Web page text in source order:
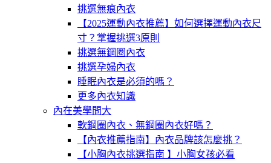
挑選無痕內衣
【2025運動內衣推薦】如何選擇運動內衣尺
寸？掌握挑選3原則
挑選無鋼圈內衣
挑選孕婦內衣
睡眠內衣是必須的嗎？
更多內衣知識
內在美學問大
軟鋼圈內衣、無鋼圈內衣好嗎？
【內衣推薦指南】內衣品牌該怎麼挑？
【小胸內衣挑選指南 】小胸女孩必看